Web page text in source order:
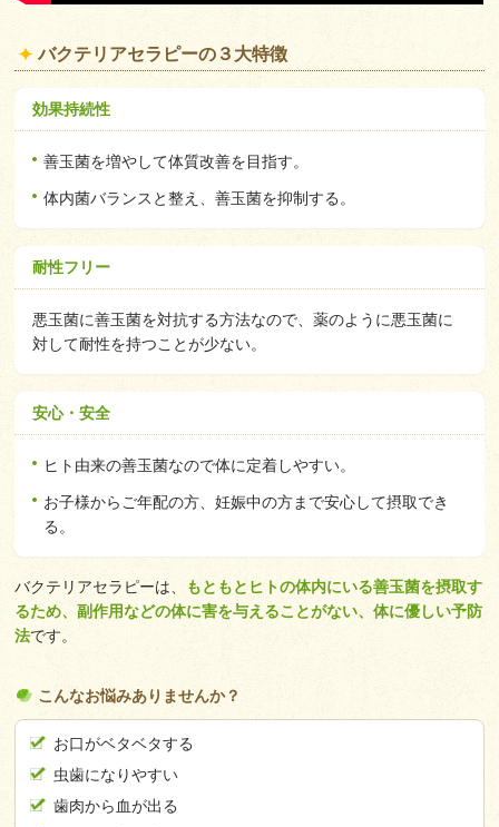
バクテリアセラピーの３大特徴
効果持続性
善玉菌を増やして体質改善を目指す。
体内菌バランスと整え、善玉菌を抑制する。
耐性フリー
悪玉菌に善玉菌を対抗する方法なので、薬のように悪玉菌に
対して耐性を持つことが少ない。
安心・安全
ヒト由来の善玉菌なので体に定着しやすい。
お子様からご年配の方、妊娠中の方まで安心して摂取でき
る。
バクテリアセラピーは、 もともとヒトの体内にいる善玉菌を摂取す
るため、副作用などの体に害を与えることがない、体に優しい予防
法です。
こんなお悩みありませんか？
お口がベタベタする
虫歯になりやすい
歯肉から血が出る